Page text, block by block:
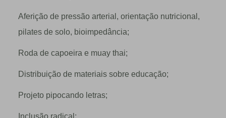
Aferição de pressão arterial, orientação nutricional,
pilates de solo, bioimpedância;
Roda de capoeira e muay thai;
Distribuição de materiais sobre educação;
Projeto pipocando letras;
Inclusão radical;